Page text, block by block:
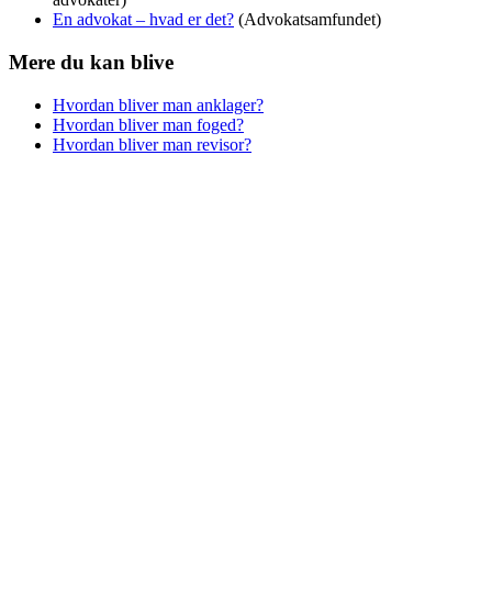
En advokat – hvad er det? (Advokatsamfundet)
Mere du kan blive
Hvordan bliver man anklager?
Hvordan bliver man foged?
Hvordan bliver man revisor?